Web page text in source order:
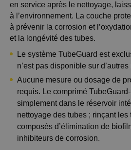
en service après le nettoyage,
à l’environnement. La couche
à prévenir la corrosion et
et la longévité des tubes.
Le système TubeGuard est
n’est pas disponible sur
Aucune mesure ou dosage de
requis. Le comprimé
simplement dans le réservoir
nettoyage des tubes ; rinçant les
composés d’élimination de
inhibiteurs de corrosion.